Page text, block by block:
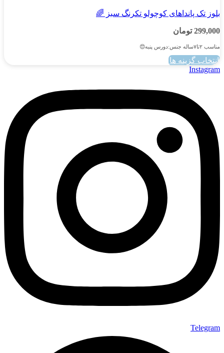
بلوز تک پانداهای کوچولو تکرنگ سبز 🌈
299,000 تومان
مناسب ۲تا۷ساله جنس:دورس پنبه😍
انتخاب گزینه ها
این
مختلفی
می
باشد.
گزینه
ها
ممکن
است
در
محصول
Instagram
Telegram